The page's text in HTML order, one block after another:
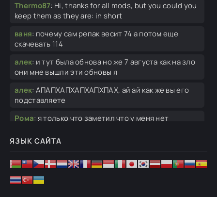
Thermo87: Hi, thanks for all mods, but you could you
keep them as they are: in short
ваня: почему сам репак весит 74 а потом еще
скачевать 114
алек: и тут была обнова но же 7 августа как на зло
они мне вышли эти обновы я
алек: АПАПХАПХАПХАПХПАХ, ай ай как же вы его
подставляете
Рома: я только что заметил что у меня нет
Bad:Наверное выпил как всегда.
алек:у админа депрессия надо ему помочь
финансово
ЯЗЫК САЙТА